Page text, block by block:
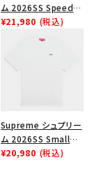
ム 2026SS Speed
Tee スピードTシャツ
¥21,980 (税込)
Supreme シュプリー
ム 2026SS Small
Box Tee スモールボ
¥20,980 (税込)